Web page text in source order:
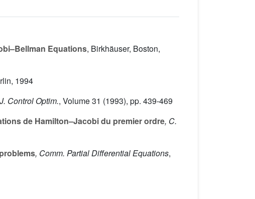
Equations, Birkhäuser, Boston,
1994
Control Optim., Volume 31 (1993), pp. 439-469
de Hamilton–Jacobi du premier ordre, C.
, Comm. Partial Differential Equations,